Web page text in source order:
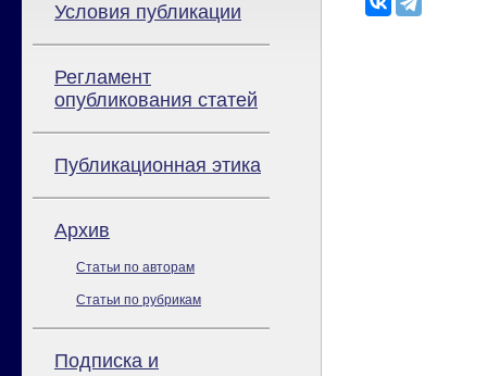
Условия публикации
Регламент
опубликования статей
Публикационная этика
Архив
Статьи по авторам
Статьи по рубрикам
Подписка и